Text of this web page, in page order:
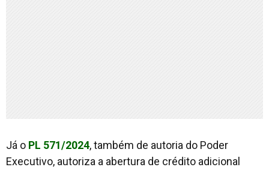
Já o PL 571/2024, também de autoria do Poder
Executivo, autoriza a abertura de crédito adicional